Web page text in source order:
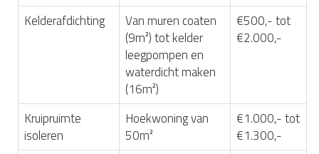
Kelderafdichting
Van muren coaten
(9m²) tot kelder
leegpompen en
waterdicht maken
(16m²)
€500,- tot
€2.000,-
Kruipruimte
isoleren
Hoekwoning van
50m²
€1.000,- tot
€1.300,-